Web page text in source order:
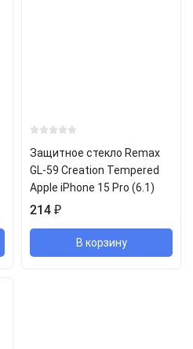
Защитное стекло Remax
GL-59 Creation Tempered
Apple iPhone 15 Pro (6.1)
214 ₽
В корзину